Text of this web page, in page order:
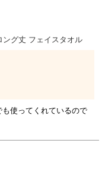
ング丈 フェイスタオル
使ってくれているので